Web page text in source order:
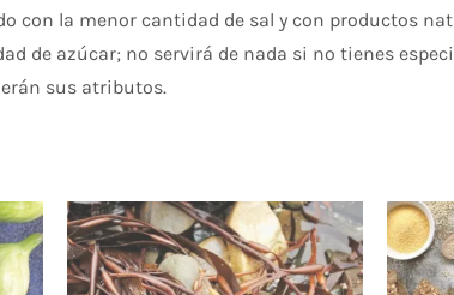
con la menor cantidad de sal y con productos
de azúcar; no servirá de nada si no tienes
sus atributos.